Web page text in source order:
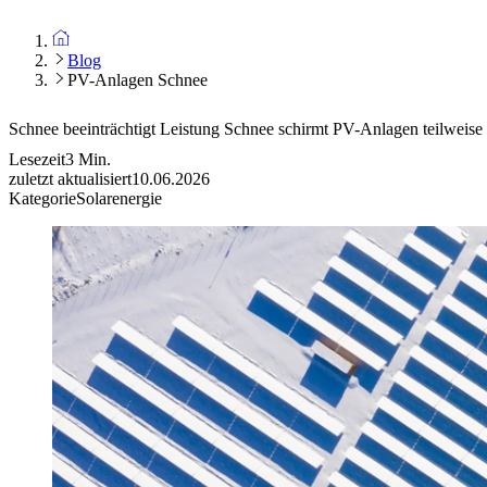
Blog
PV-Anlagen Schnee
Schnee beeinträchtigt Leistung Schnee schirmt PV-Anlagen
Lesezeit3 Min.
zuletzt aktualisiert10.06.2026
KategorieSolarenergie